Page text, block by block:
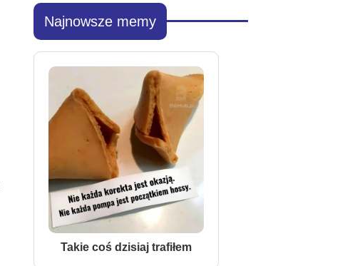
Najnowsze memy
Takie coś dzisiaj trafiłem